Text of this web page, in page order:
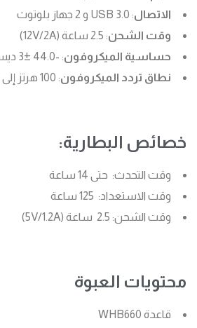
الاتصال: USB 3.0 و 2 جهاز بلوتوث
وقت الشحن: 2.5 ساعة (12V/2A)
حساسية الميكروفون: -44.0 ±3 ديسيبل فولت
نطاق تردد الميكروفون: 100 هرتز إلى 10 كيلوهرتز
خصائص البطارية:
وقت التحدث: حتى 14 ساعة
وقت الاستعداد: 125 ساعة
وقت الشحن: 2.5 ساعة (5V/1.2A)
محتويات العبوة
قاعدة WHB660